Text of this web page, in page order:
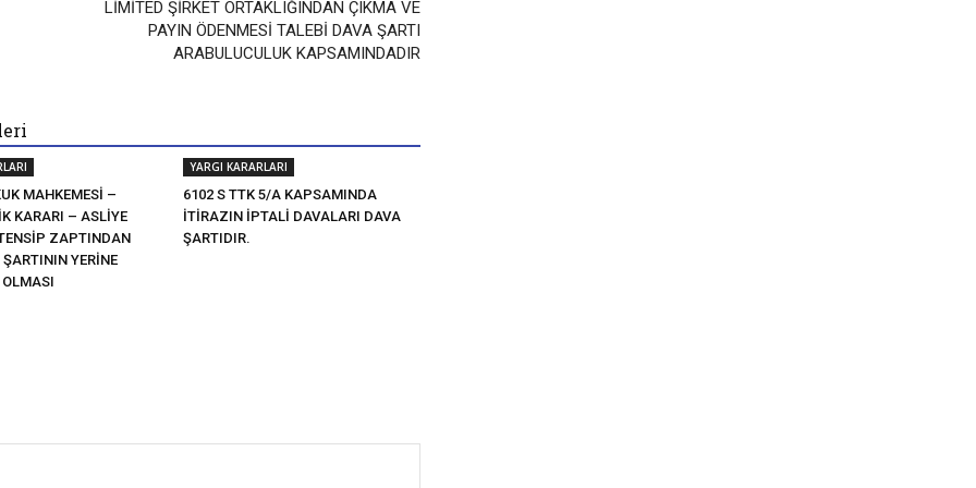
LİMİTED ŞİRKET ORTAKLIĞINDAN ÇIKMA VE
PAYIN ÖDENMESİ TALEBİ DAVA ŞARTI
ARABULUCULUK KAPSAMINDADIR
MAHKEMESİ –
KARARI – ASLİYE
ZAPTINDAN
YERİNE
YARGI KARARLARI
6102 S TTK 5/A KAPSAMINDA
İTİRAZIN İPTALİ DAVALARI DAVA
ŞARTIDIR.